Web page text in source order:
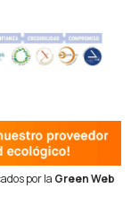
por la Green Web